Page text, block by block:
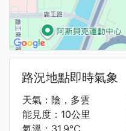
路況地點即時氣象
天氣：陰，多雲
能見度：10公里